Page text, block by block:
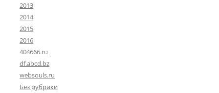
2013
2014
2015
2016
404666.ru
df.abcd.bz
websouls.ru
Без рубрики